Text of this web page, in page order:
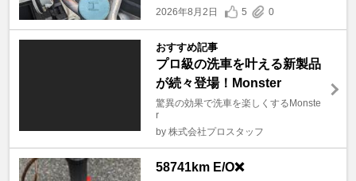
2026年8月2日
5 0
おすすめ記事
プロ級の洗車を叶える新製品
が続々登場！Monster
驚異の効果で洗車を楽しくするMonste
r
by 株式会社プロスタッフ
58741km E/O❌